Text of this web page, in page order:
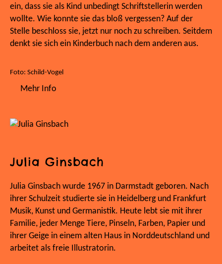
ein, dass sie als Kind unbedingt Schriftstellerin werden
wollte. Wie konnte sie das bloß vergessen? Auf der
Stelle beschloss sie, jetzt nur noch zu schreiben. Seitdem
denkt sie sich ein Kinderbuch nach dem anderen aus.
Foto: Schild-Vogel
Mehr Info
Julia Ginsbach
Julia Ginsbach wurde 1967 in Darmstadt geboren. Nach
ihrer Schulzeit studierte sie in Heidelberg und Frankfurt
Musik, Kunst und Germanistik. Heute lebt sie mit ihrer
Familie, jeder Menge Tiere, Pinseln, Farben, Papier und
ihrer Geige in einem alten Haus in Norddeutschland und
arbeitet als freie Illustratorin.